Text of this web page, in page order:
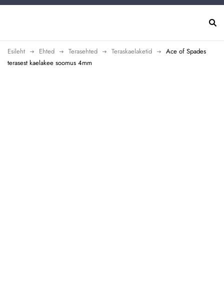
Esileht Ehted Terasehted Teraskaelaketid
Ace of Spades
terasest kaelakee soomus 4mm